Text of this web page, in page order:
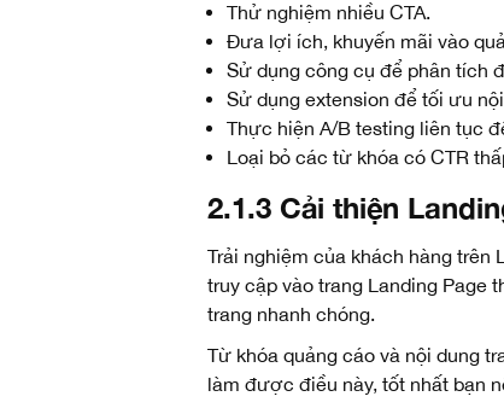
Thử nghiệm nhiều CTA.
Đưa lợi ích, khuyến mãi vào
Sử dụng công cụ để phân tích
Sử dụng extension để tối ưu
Thực hiện A/B testing liên tục
Loại bỏ các từ khóa có CTR
2.1.3 Cải thiện
Trải nghiệm của khách hàng
truy cập vào trang Landing Page
trang nhanh chóng.
Từ khóa quảng cáo và nội dung
làm được điều này, tốt nhất bạn